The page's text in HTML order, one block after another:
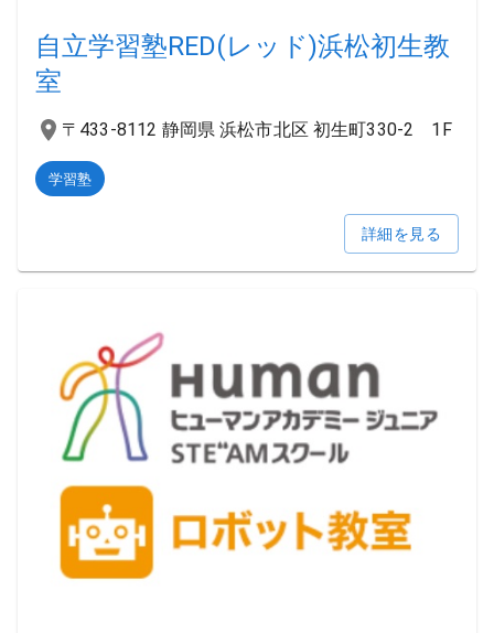
自立学習塾RED(レッド)浜松初生教
室
〒433-8112 静岡県 浜松市北区 初生町330-2 1F
学習塾
詳細を見る